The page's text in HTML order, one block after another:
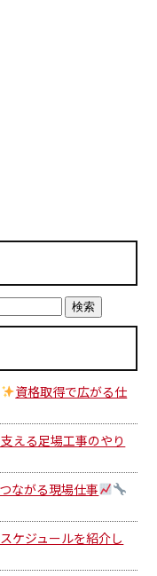
資格取得で広がる仕
える足場工事のやり
ながる現場仕事
ケジュールを紹介し